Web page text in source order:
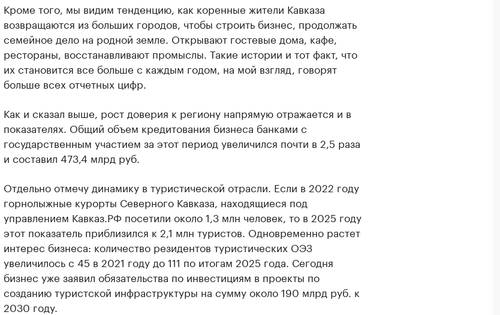
Кроме того, мы видим тенденцию, как коренные жители Кавказа
возвращаются из больших городов, чтобы строить бизнес, продолжать
семейное дело на родной земле. Открывают гостевые дома, кафе,
рестораны, восстанавливают промыслы. Такие истории и тот факт, что
их становится все больше с каждым годом, на мой взгляд, говорят
больше всех отчетных цифр.
Как и сказал выше, рост доверия к региону напрямую отражается и в
показателях. Общий объем кредитования бизнеса банками с
государственным участием за этот период увеличился почти в 2,5 раза
и составил 473,4 млрд руб.
Отдельно отмечу динамику в туристической отрасли. Если в 2022 году
горнолыжные курорты Северного Кавказа, находящиеся под
управлением Кавказ.РФ посетили около 1,3 млн человек, то в 2025 году
этот показатель приблизился к 2,1 млн туристов. Одновременно растет
интерес бизнеса: количество резидентов туристических ОЭЗ
увеличилось с 45 в 2021 году до 111 по итогам 2025 года. Сегодня
бизнес уже заявил обязательства по инвестициям в проекты по
созданию туристской инфраструктуры на сумму около 190 млрд руб. к
2030 году.